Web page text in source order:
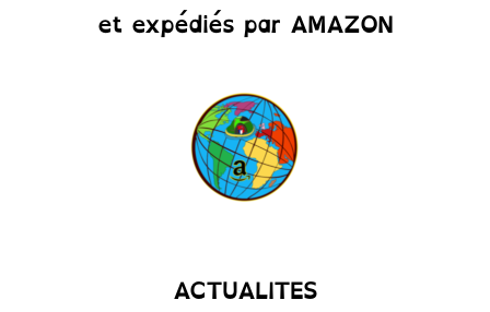
et expédiés par AMAZON
ACTUALITES